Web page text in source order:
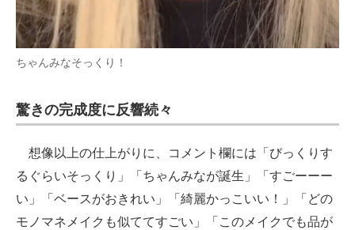
ちゃんみなそっくり！
驚きの完成度に反響続々
想像以上の仕上がりに、コメント欄には「びっくりす
るぐらいそっくり」「ちゃんみなが誕生」「すごーーー
い」「ベースがおきれい」「綺麗かっこいい！」「どの
モノマネメイクも似ててすごい」「このメイクでも品が